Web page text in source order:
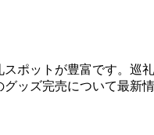
ポットが豊富です。
ッズ完売について最新